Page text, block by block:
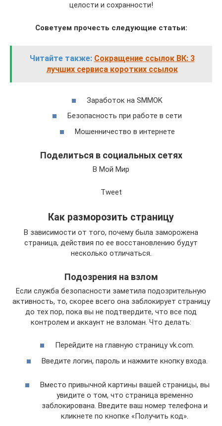
целости и сохранности!
Советуем прочесть следующие статьи:
Читайте также: Сокращение ссылок ВК: 3
лучших сервиса коротких ссылок
Заработок на SMMOK
Безопасность при работе в сети
Мошенничество в интернете
Поделиться в социальных сетях
В Мой Мир
Tweet
Как разморозить страницу
В зависимости от того, почему была заморожена
страница, действия по ее восстановлению будут
несколько отличаться.
Подозрения на взлом
Если служба безопасности заметила подозрительную
активность, то, скорее всего она заблокирует страницу
до тех пор, пока вы не подтвердите, что все под
контролем и аккаунт не взломан. Что делать:
Перейдите на главную страницу vk.com.
Введите логин, пароль и нажмите кнопку входа.
Вместо привычной картины вашей страницы, вы
увидите о том, что страница временно
заблокирована. Введите ваш номер телефона и
кликнете по кнопке «Получить код».